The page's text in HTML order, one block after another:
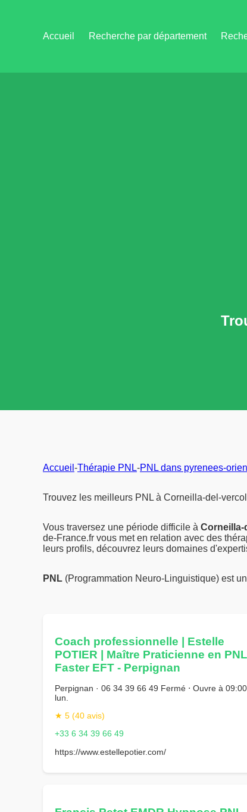
Accueil Recherche par département
Accueil -Thérapie PNL-PNL dans pyrenees-
Trouvez les meilleurs PNL à Corneilla-del-
Vous traversez une période difficile à Corneilla-
de-France.fr vous met en relation avec des
leurs profils, découvrez leurs domaines
PNL (Programmation Neuro-Linguistique) est
Coach professionnelle | Estelle
POTIER | Maître Praticienne en
Faster EFT - Perpignan
Perpignan · 06 34 39 66 49 Fermé ⋅ Ouvre à 09:00
lun.
★ 5 (40 avis)
+33 6 34 39 66 49
https://www.estellepotier.com/